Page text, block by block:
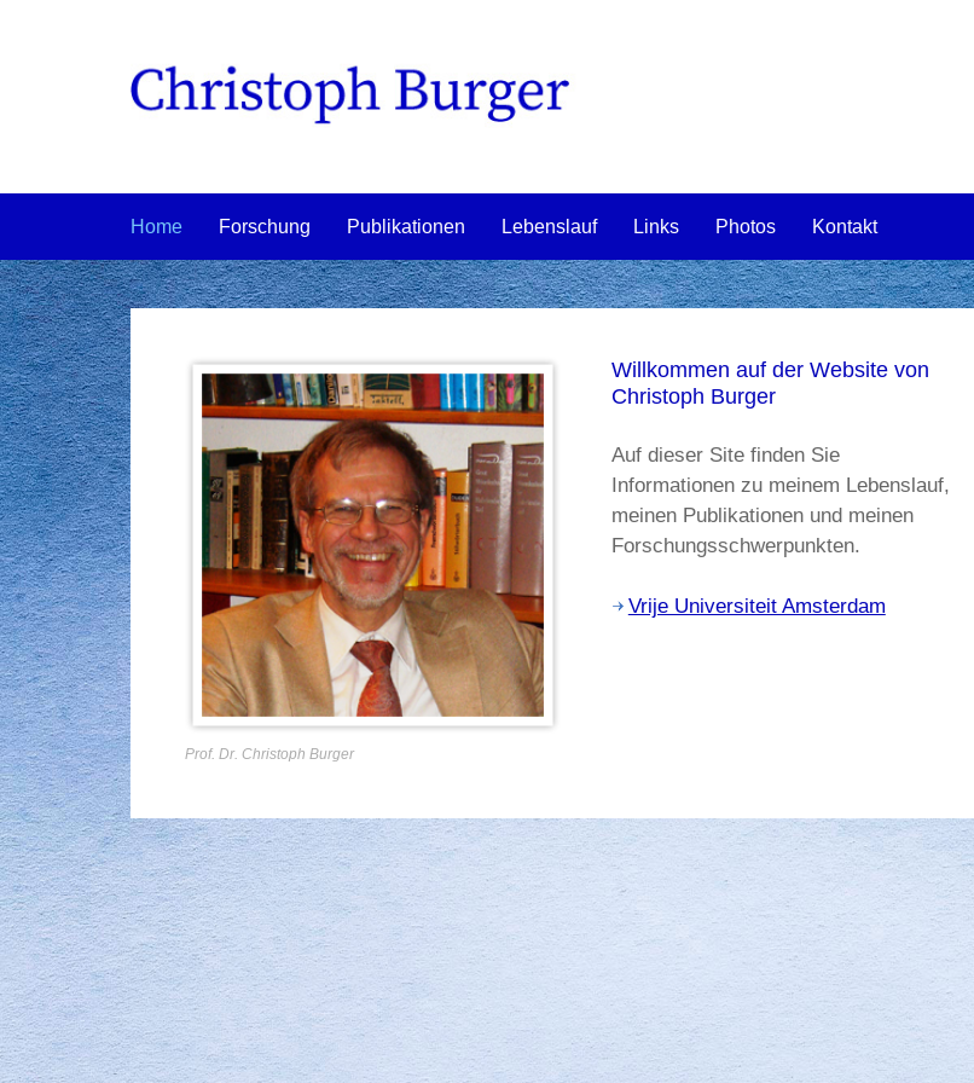
Home Forschung Publikationen Lebenslauf Links Photos Kontakt
Prof. Dr. Christoph Burger
Willkommen auf der Website von
Christoph Burger
Auf dieser Site finden Sie
Informationen zu meinem Lebenslauf,
meinen Publikationen und meinen
Forschungsschwerpunkten.
Vrije Universiteit Amsterdam